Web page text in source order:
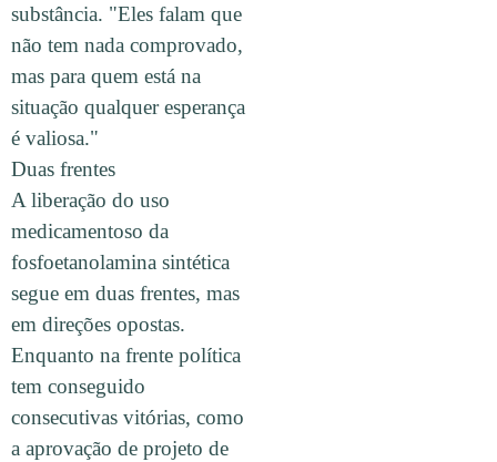
substância. "Eles falam que
não tem nada comprovado,
mas para quem está na
situação qualquer esperança
é valiosa."
Duas frentes
A liberação do uso
medicamentoso da
fosfoetanolamina sintética
segue em duas frentes, mas
em direções opostas.
Enquanto na frente política
tem conseguido
consecutivas vitórias, como
a aprovação de projeto de